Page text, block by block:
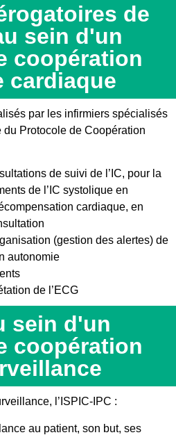
de
sein d'un
coopération
cardiaque
par les infirmiers spécialisés
Protocole de Coopération
de suivi de l’IC, pour la
de l’IC systolique en
cardiaque, en
(gestion des alertes) de
autonomie
de l’ECG
sein d'un
coopération
l’ISPIC-IPC :
au patient, son but, ses